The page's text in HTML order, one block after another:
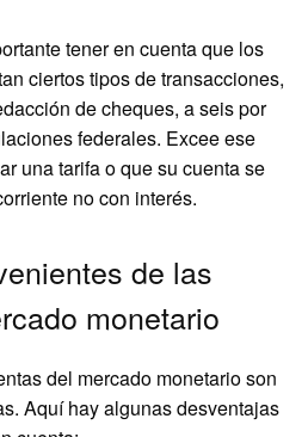
tener en cuenta que los
ciertos tipos de transacciones,
de cheques, a seis por
federales. Excee ese
una tarifa o que su cuenta se
no con interés.
de las
monetario
del mercado monetario son
Aquí hay algunas desventajas